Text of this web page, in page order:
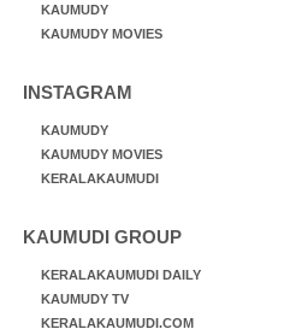
KAUMUDY
KAUMUDY MOVIES
INSTAGRAM
KAUMUDY
KAUMUDY MOVIES
KERALAKAUMUDI
KAUMUDI GROUP
KERALAKAUMUDI DAILY
KAUMUDY TV
KERALAKAUMUDI.COM